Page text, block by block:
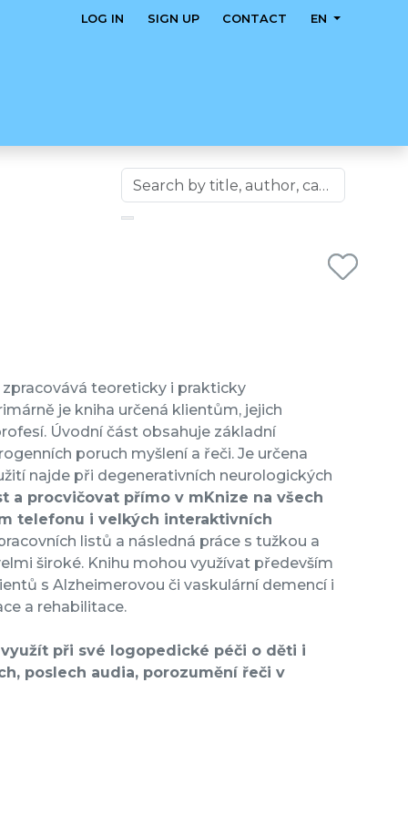
LOG IN SIGN UP CONTACT EN
teoreticky i prakticky
je kniha určená klientům, jejich
Úvodní část obsahuje základní
poruch myšlení a řeči. Je určena
najde při degenerativních neurologických
a procvičovat přímo v mKnize na všech
telefonu i velkých interaktivních
listů a následná práce s tužkou a
široké. Knihu mohou využívat především
s Alzheimerovou či vaskulární demencí i
a rehabilitace.
při své logopedické péči o děti i
poslech audia, porozumění řeči v